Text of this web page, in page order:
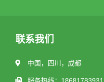
联系我们
中国，四川，成都